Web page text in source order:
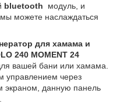
bluetooth модуль, и
можете наслаждаться
для хамама и
240 MOMENT 24
вашей бани или хамама.
управлением через
экраном, данную панель